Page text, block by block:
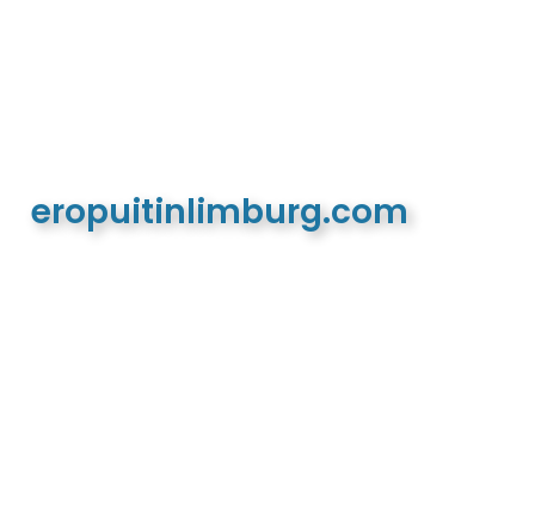
eropuitinlimburg.com